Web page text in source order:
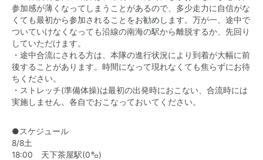
参加感が薄くなってしまうことがあるので、多少走力に自信がな
くても最初から参加されることをお勧めします。万が一、途中で
ついていけなくなっても沿線の南海の駅から離脱するか、先回り
していただけます。
・途中合流にされる方は、本隊の進行状況により到着が大幅に前
後することがあります。時間になって現れなくても焦らずにお待
ちください。
・ストレッチ(準備体操)は最初の出発時におこない、合流時には
実施しません。各自でおこなっておいてください。
●スケジュール
8/8土
18:00 天下茶屋駅(0㌔)